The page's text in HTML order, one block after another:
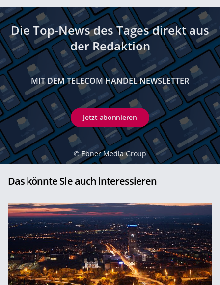
Die Top-News des Tages direkt aus
der Redaktion
MIT DEM TELECOM HANDEL NEWSLETTER
Jetzt abonnieren
© Ebner Media Group
Das könnte Sie auch interessieren